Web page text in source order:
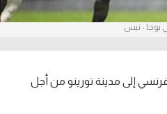
بوجا - نيس
إلى مدينة تورينو من أجل